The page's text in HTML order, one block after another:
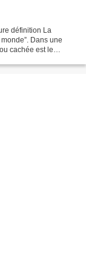
définition La
Dans une
cachée est le